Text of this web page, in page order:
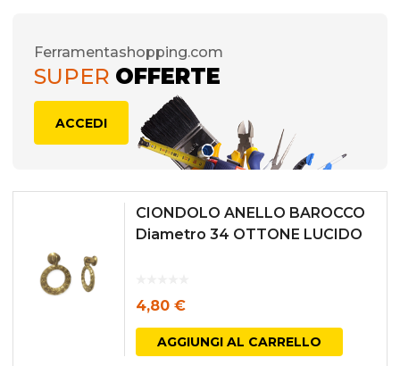
Ferramentashopping.com
SUPER OFFERTE
ACCEDI
CIONDOLO ANELLO BAROCCO
Diametro 34 OTTONE LUCIDO
4,80 €
AGGIUNGI AL CARRELLO